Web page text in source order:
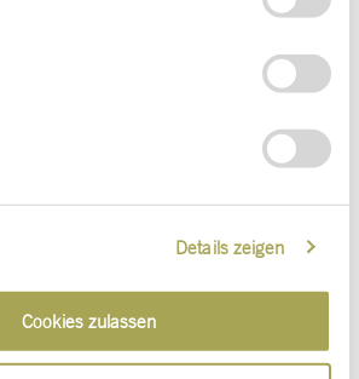
Details zeigen
Cookies zulassen